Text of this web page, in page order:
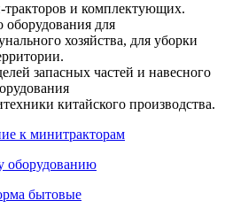
и комплектующих.
оборудования для
хозяйства, для уборки
запасных частей и навесного
китайского производства.
к минитракторам
оборудованию
бытовые